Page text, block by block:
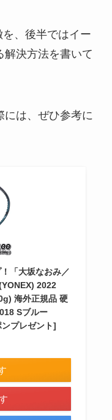
、後半ではイー
解決方法を書いて
には、ぜひ参考に
「大坂なおみ／
2022
海外正規品 硬
Sブルー
プレゼント]